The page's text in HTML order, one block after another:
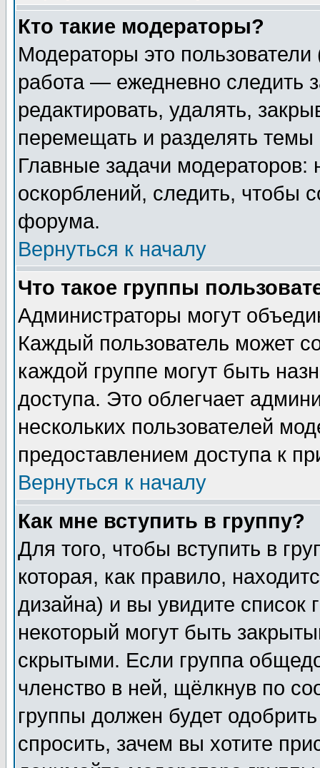
Кто такие модераторы?
Модераторы это
работа — ежедневно следить
редактировать, удалять,
перемещать и разделять
Главные задачи
оскорблений, следить, чтобы
форума.
Вернуться к началу
Что такое группы
Администраторы могут
Каждый пользователь может
каждой группе могут быть
доступа. Это облегчает
нескольких пользователей
предоставлением доступа к
Вернуться к началу
Как мне вступить в группу?
Для того, чтобы вступить в
которая, как правило,
дизайна) и вы увидите список
некоторый могут быть
скрытыми. Если группа
членство в ней, щёлкнув по
группы должен будет
спросить, зачем вы хотите